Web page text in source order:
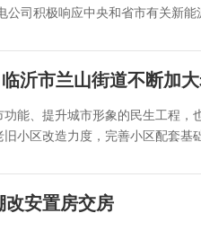
公司积极响应中央和省市有关新
沂市兰山街道不断加
能、提升城市形象的民生工程
旧小区改造力度，完善小区配套基
改安置房交房